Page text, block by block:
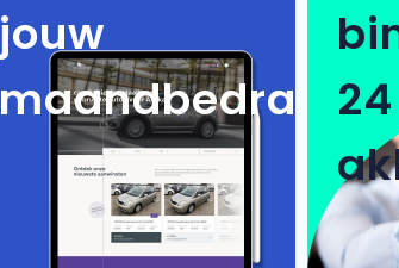
jouw
maandbedrag